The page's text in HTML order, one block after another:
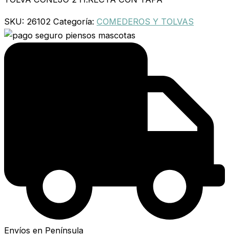
SKU: 26102 Categoría: COMEDEROS Y TOLVAS
Envíos en Península